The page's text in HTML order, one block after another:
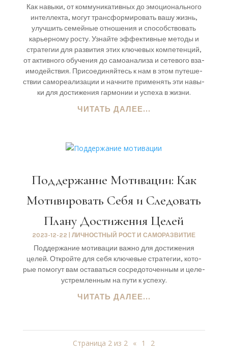
Как навы­ки, от ком­му­ни­ка­тив­ных до эмо­ци­о­наль­но­го
интел­лек­та, могут транс­фор­ми­ро­вать вашу жизнь,
улуч­шить семей­ные отно­ше­ния и спо­соб­ство­вать
карьер­но­му росту. Узнай­те эффек­тив­ные мето­ды и
стра­те­гии для раз­ви­тия этих клю­че­вых ком­пе­тен­ций,
от актив­но­го обу­че­ния до само­ана­ли­за и сете­во­го вза­
и­мо­дей­ствия. При­со­еди­няй­тесь к нам в этом путе­ше­
ствии само­ре­а­ли­за­ции и нач­ни­те при­ме­нять эти навы­
ки для дости­же­ния гар­мо­нии и успе­ха в жиз­ни.
ЧИТАТЬ ДАЛЕЕ...
Поддержание Мотивации: Как
Мотивировать Себя и Следовать
Плану Достижения Целей
2023-12-22 |ЛИЧНОСТНЫЙ РОСТ И САМОРАЗВИТИЕ
Под­дер­жа­ние моти­ва­ции важ­но для дости­же­ния
целей. Открой­те для себя клю­че­вые стра­те­гии, кото­
рые помо­гут вам оста­вать­ся сосре­до­то­чен­ным и целе­
устрем­лен­ным на пути к успе­ху.
ЧИТАТЬ ДАЛЕЕ...
Страница 2 из 2 « 1 2